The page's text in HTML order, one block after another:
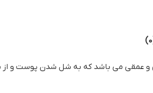
عمقی می باشد که به شل شدن پوست و از